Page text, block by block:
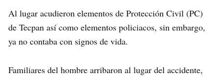
Al lugar acudieron elementos de Protección Civil (PC)
de Tecpan así como elementos policiacos, sin embargo,
ya no contaba con signos de vida.
Familiares del hombre arribaron al lugar del accidente,